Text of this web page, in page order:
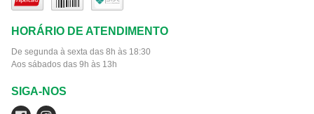
HORÁRIO DE ATENDIMENTO
De segunda à sexta das 8h às 18:30
Aos sábados das 9h às 13h
SIGA-NOS